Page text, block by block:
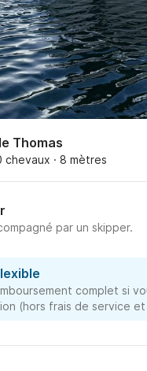
Thomas
chevaux · 8 mètres
par un skipper.
complet si
(hors frais de service et